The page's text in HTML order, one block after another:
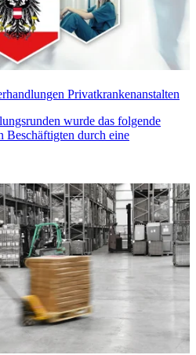
Privatkrankenanstalten
wurde das folgende
Beschäftigten durch eine